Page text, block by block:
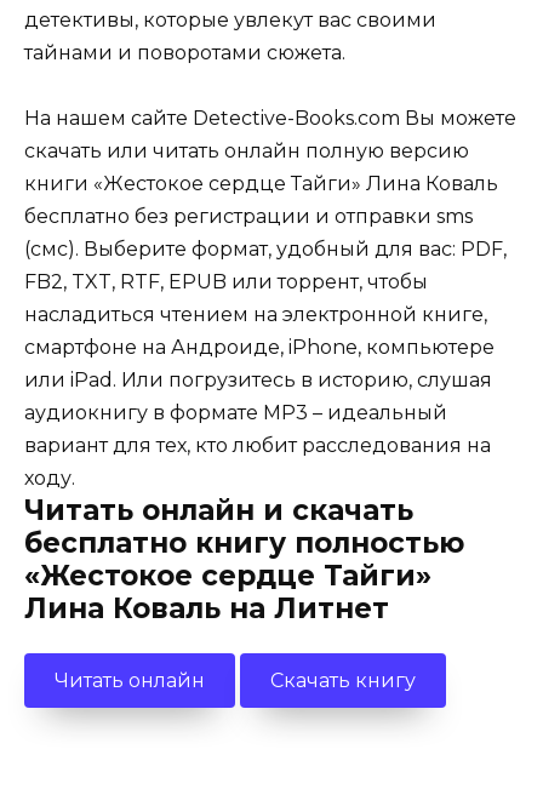
детективы, которые увлекут вас своими
тайнами и поворотами сюжета.
На нашем сайте Detective-Books.com Вы можете
скачать или читать онлайн полную версию
книги «Жестокое сердце Тайги» Лина Коваль
бесплатно без регистрации и отправки sms
(смс). Выберите формат, удобный для вас: PDF,
FB2, TXT, RTF, EPUB или торрент, чтобы
насладиться чтением на электронной книге,
смартфоне на Андроиде, iPhone, компьютере
или iPad. Или погрузитесь в историю, слушая
аудиокнигу в формате MP3 – идеальный
вариант для тех, кто любит расследования на
ходу.
Читать онлайн и скачать
бесплатно книгу полностью
«Жестокое сердце Тайги»
Лина Коваль на Литнет
Читать онлайн Скачать книгу